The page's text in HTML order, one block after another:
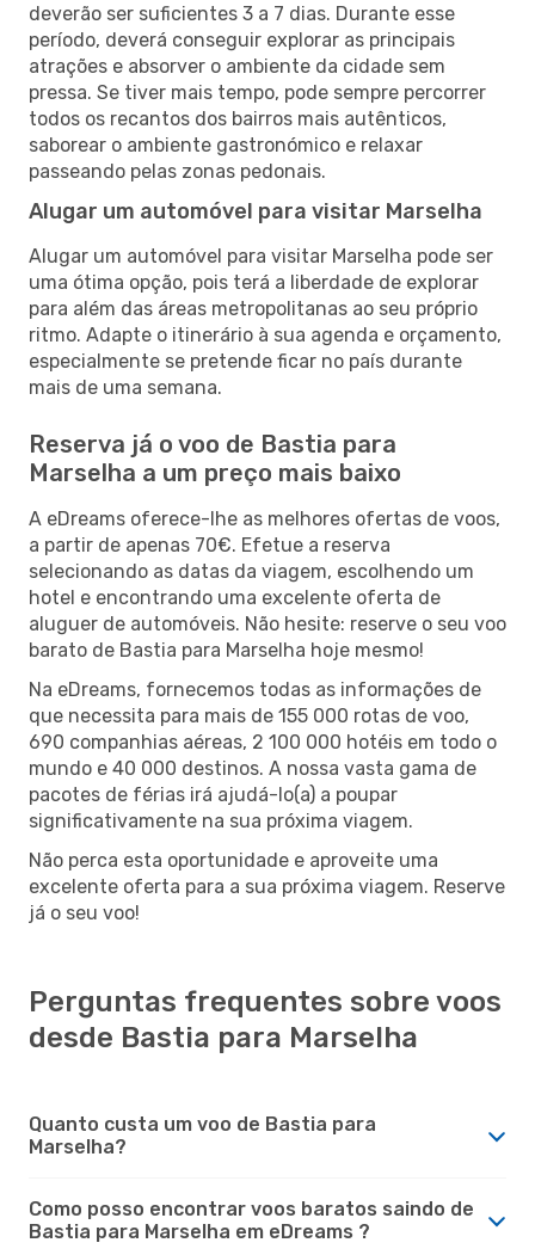
deverão ser suficientes 3 a 7 dias. Durante esse
período, deverá conseguir explorar as principais
atrações e absorver o ambiente da cidade sem
pressa. Se tiver mais tempo, pode sempre percorrer
todos os recantos dos bairros mais autênticos,
saborear o ambiente gastronómico e relaxar
passeando pelas zonas pedonais.
Alugar um automóvel para visitar Marselha
Alugar um automóvel para visitar Marselha pode ser
uma ótima opção, pois terá a liberdade de explorar
para além das áreas metropolitanas ao seu próprio
ritmo. Adapte o itinerário à sua agenda e orçamento,
especialmente se pretende ficar no país durante
mais de uma semana.
Reserva já o voo de Bastia para
Marselha a um preço mais baixo
A eDreams oferece-lhe as melhores ofertas de voos,
a partir de apenas 70€. Efetue a reserva
selecionando as datas da viagem, escolhendo um
hotel e encontrando uma excelente oferta de
aluguer de automóveis. Não hesite: reserve o seu voo
barato de Bastia para Marselha hoje mesmo!
Na eDreams, fornecemos todas as informações de
que necessita para mais de 155 000 rotas de voo,
690 companhias aéreas, 2 100 000 hotéis em todo o
mundo e 40 000 destinos. A nossa vasta gama de
pacotes de férias irá ajudá-lo(a) a poupar
significativamente na sua próxima viagem.
Não perca esta oportunidade e aproveite uma
excelente oferta para a sua próxima viagem. Reserve
já o seu voo!
Perguntas frequentes sobre voos
desde Bastia para Marselha
Quanto custa um voo de Bastia para
Marselha?
Como posso encontrar voos baratos saindo de
Bastia para Marselha em eDreams ?